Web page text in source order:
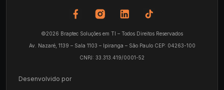
©2026 Braptec Soluções em TI – Todos Direitos Reservados
Av. Nazaré, 1139 – Sala 1103 – Ipiranga – São Paulo CEP: 04263-100
CNPJ: 33.313.419/0001-52
Desenvolvido por